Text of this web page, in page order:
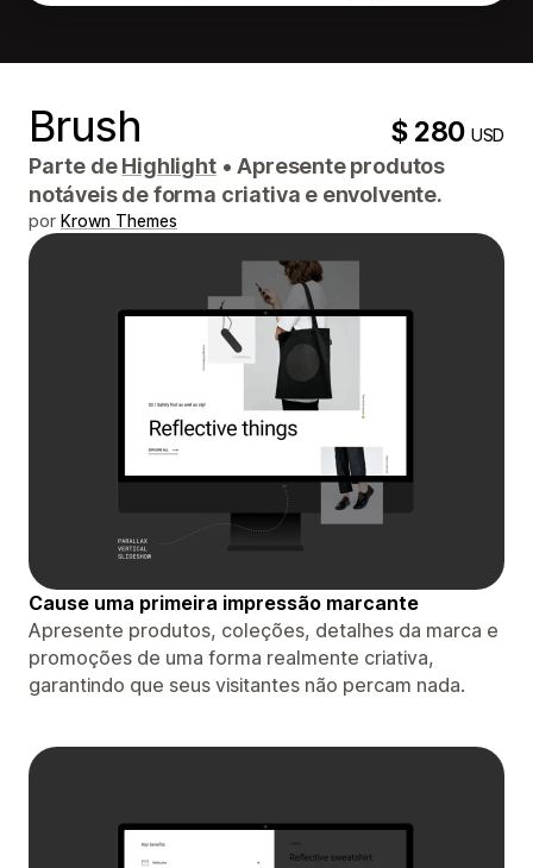
Brush $ 280USD
Parte deHighlight • Apresente produtos
notáveis ​​de forma criativa e envolvente.
por Krown Themes
Cause uma primeira impressão marcante
Apresente produtos, coleções, detalhes da marca e
promoções de uma forma realmente criativa,
garantindo que seus visitantes não percam nada.